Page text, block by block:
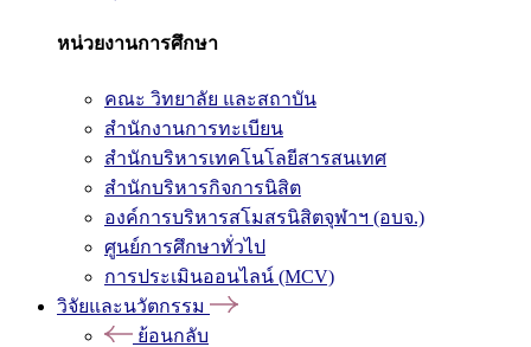
หน่วยงานการศึกษา
คณะ วิทยาลัย และสถาบัน
สำนักงานการทะเบียน
สำนักบริหารเทคโนโลยีสารสนเทศ
สำนักบริหารกิจการนิสิต
องค์การบริหารสโมสรนิสิตจุฬาฯ (อบจ.)
ศูนย์การศึกษาทั่วไป
การประเมินออนไลน์ (MCV)
วิจัยและนวัตกรรม
ย้อนกลับ